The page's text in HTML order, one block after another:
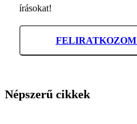
írásokat!
Népszerű cikkek